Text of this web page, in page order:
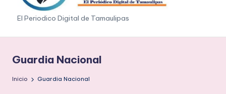
p
e
g
s
El Periodico Digital de Tamaulipas
Guardia Nacional
Inicio Guardia Nacional